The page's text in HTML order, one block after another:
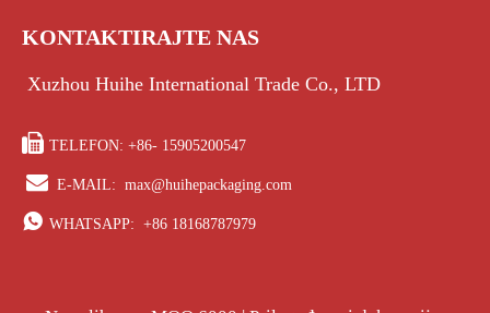
KONTAKTIRAJTE NAS
Xuzhou Huihe International Trade Co., LTD
 TELEFON: +86- 15905200547
 E-MAIL: max@huihepackaging.com
 WHATSAPP: +86 18168787979